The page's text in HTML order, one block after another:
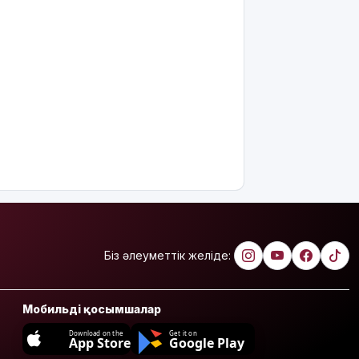
жалған
билет
облысында
сотталушы
соңғы сөзін
айта
алмағандықтан,
Біз әлеуметтік желіде:
Мобильді қосымшалар
Download on the
App Store
Get it on
Google Play